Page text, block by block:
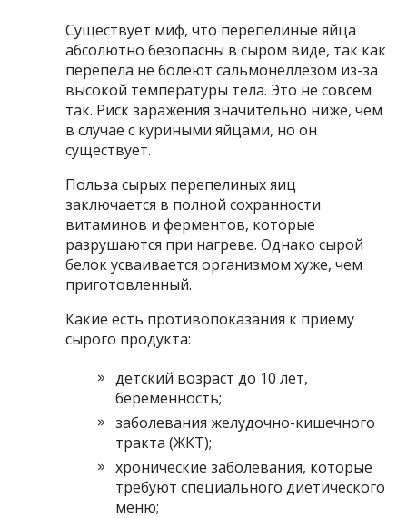
Существует миф, что перепелиные яйца
абсолютно безопасны в сыром виде, так как
перепела не болеют сальмонеллезом из-за
высокой температуры тела. Это не совсем
так. Риск заражения значительно ниже, чем
в случае с куриными яйцами, но он
существует.
Польза сырых перепелиных яиц
заключается в полной сохранности
витаминов и ферментов, которые
разрушаются при нагреве. Однако сырой
белок усваивается организмом хуже, чем
приготовленный.
Какие есть противопоказания к приему
сырого продукта:
детский возраст до 10 лет,
беременность;
заболевания желудочно-кишечного
тракта (ЖКТ);
хронические заболевания, которые
требуют специального диетического
меню;